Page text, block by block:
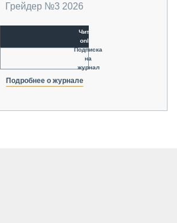
Грейдер №3 2026
Читать
online
Подписка
на
журнал
Подробнее о журнале